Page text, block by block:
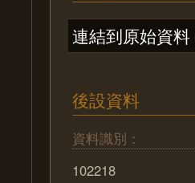
連結到原始資料
後設資料
資料識別：
102218